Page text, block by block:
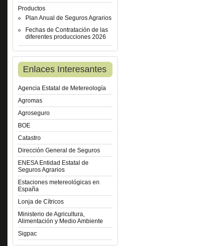
Productos
Plan Anual de Seguros Agrarios
Fechas de Contratación de las
diferentes producciones 2026
Enlaces Interesantes
Agencia Estatal de Metereología
Agromas
Agroseguro
BOE
Catastro
Dirección General de Seguros
ENESA Entidad Estatal de
Seguros Agrarios
Estaciones metereológicas en
España
Lonja de Cítricos
Ministerio de Agricultura,
Alimentación y Medio Ambiente
Sigpac